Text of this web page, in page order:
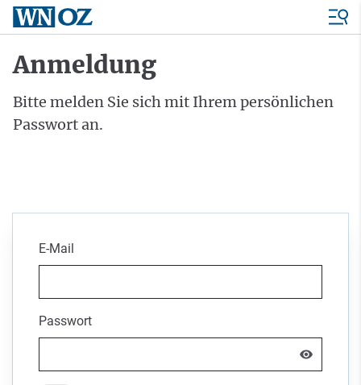
Anmeldung
Bitte melden Sie sich mit Ihrem persönlichen
Passwort an.
E-Mail
Passwort